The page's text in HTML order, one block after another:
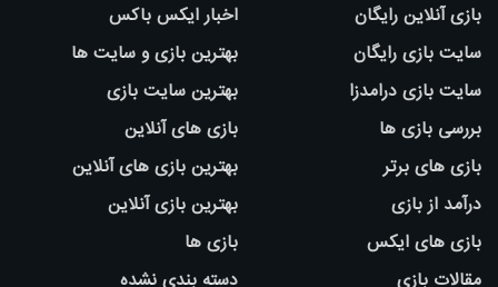
بازی آنلاین رایگان
سایت بازی رایگان
سایت بازی درامدزا
بررسی بازی ها
بازی های برتر
درآمد از بازی
بازی های ایکس
مقالات بازی
اخبار ایکس باکس
بهترین بازی و سایت ها
بهترین سایت بازی
بازی های آنلاین
بهترین بازی های آنلاین
بهترین بازی آنلاین
بازی ها
دسته بندی نشده